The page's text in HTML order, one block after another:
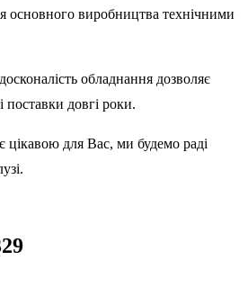
основного виробництва технічними
обладнання дозволяє
поставки довгі роки.
для Вас, ми будемо раді